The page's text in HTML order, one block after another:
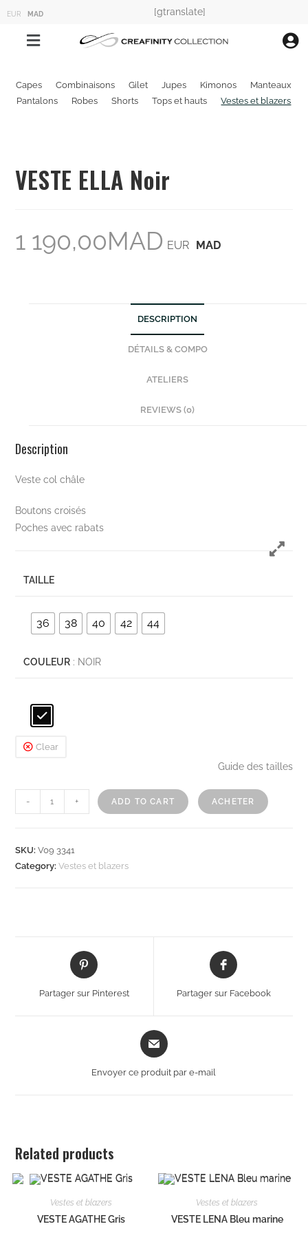
EUR MAD [gtranslate]
Capes Combinaisons Gilet Jupes Kimonos
Manteaux
Pantalons
Robes Shorts Tops et hauts Vestes et blazers
VESTE ELLA Noir
1 190,00MAD EUR MAD
DESCRIPTION
DÉTAILS & COMPO
ATELIERS
REVIEWS (0)
Description
Veste col châle
Boutons croisés
Poches avec rabats
TAILLE
36 38 40 42 44
COULEUR : NOIR
Clear
Guide des tailles
- + ADD TO CART ACHETER
SKU: V09 3341
Category: Vestes et blazers
Partager sur Pinterest Partager sur Facebook
Envoyer ce produit par e-mail
Related products
Vestes et blazers
VESTE AGATHE Gris
Vestes et blazers
VESTE LENA Bleu marine